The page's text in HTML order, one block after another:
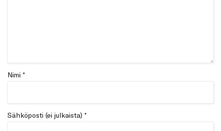
Nimi *
Sähköposti (ei julkaista) *